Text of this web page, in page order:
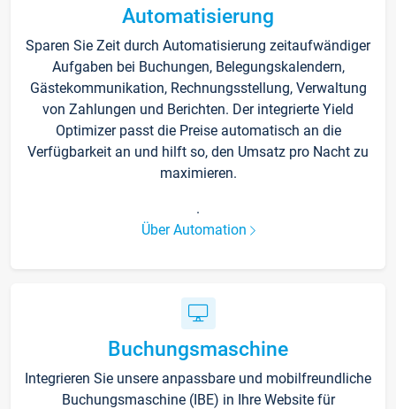
Automatisierung
Sparen Sie Zeit durch Automatisierung zeitaufwändiger
Aufgaben bei Buchungen, Belegungskalendern,
Gästekommunikation, Rechnungsstellung, Verwaltung
von Zahlungen und Berichten. Der integrierte Yield
Optimizer passt die Preise automatisch an die
Verfügbarkeit an und hilft so, den Umsatz pro Nacht zu
maximieren.
.
Über Automation
Buchungsmaschine
Integrieren Sie unsere anpassbare und mobilfreundliche
Buchungsmaschine (IBE) in Ihre Website für